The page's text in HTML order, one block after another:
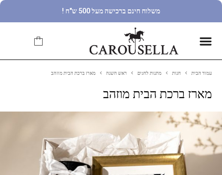
משלוח חינם ברכישה מעל 500 ש"ח !
עמוד הבית חנות מתנות לחגים ראש השנה מארז ברכת הבית מוזהב
מארז ברכת הבית מוזהב